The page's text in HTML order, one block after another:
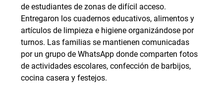
de estudiantes de zonas de difícil acceso.
Entregaron los cuadernos educativos, alimentos y
artículos de limpieza e higiene organizándose por
turnos. Las familias se mantienen comunicadas
por un grupo de WhatsApp donde comparten fotos
de actividades escolares, confección de barbijos,
cocina casera y festejos.